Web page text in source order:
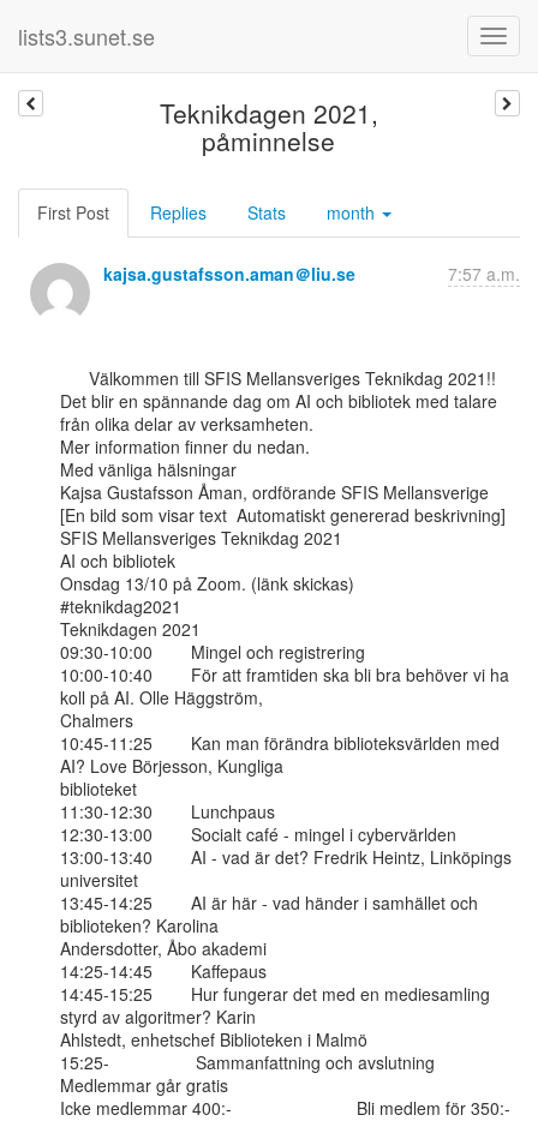
lists3.sunet.se
Teknikdagen 2021,
påminnelse
First Post Replies Stats month
kajsa.gustafsson.aman＠liu.se 7:57 a.m.
Det blir en spännande dag om AI och bibliotek med talare
från olika delar av verksamheten.
Mer information finner du nedan.
Med vänliga hälsningar
Kajsa Gustafsson Åman, ordförande SFIS Mellansverige
[En bild som visar text  Automatiskt genererad beskrivning]
SFIS Mellansveriges Teknikdag 2021
AI och bibliotek
Onsdag 13/10 på Zoom. (länk skickas)
#teknikdag2021
Teknikdagen 2021
09:30-10:00        Mingel och registrering
10:00-10:40        För att framtiden ska bli bra behöver vi ha
koll på AI. Olle Häggström,
Chalmers
10:45-11:25        Kan man förändra biblioteksvärlden med
AI? Love Börjesson, Kungliga
biblioteket
11:30-12:30        Lunchpaus
12:30-13:00        Socialt café - mingel i cybervärlden
13:00-13:40        AI - vad är det? Fredrik Heintz, Linköpings
universitet
13:45-14:25        AI är här - vad händer i samhället och
biblioteken? Karolina
Andersdotter, Åbo akademi
14:25-14:45        Kaffepaus
14:45-15:25        Hur fungerar det med en mediesamling
styrd av algoritmer? Karin
Ahlstedt, enhetschef Biblioteken i Malmö
15:25-                  Sammanfattning och avslutning
Medlemmar går gratis
Icke medlemmar 400:-                          Bli medlem för 350:-